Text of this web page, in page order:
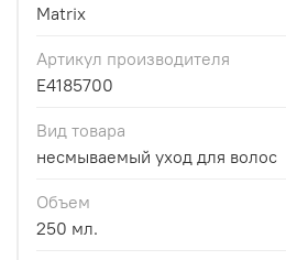
Matrix
Артикул производителя
E4185700
Вид товара
несмываемый уход для волос
Объем
250 мл.